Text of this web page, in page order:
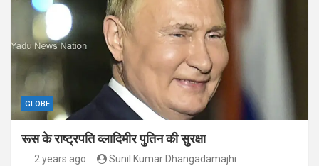
GLOBE
रूस के राष्ट्रपति व्लादिमीर पुतिन की सुरक्षा
2 years ago Sunil Kumar Dhangadamajhi